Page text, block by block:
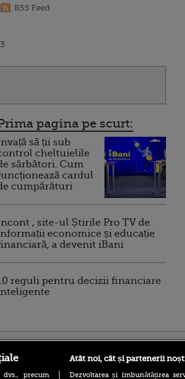
RSS Feed
pagina pe scurt:
să ții sub
cheltuielile
sărbători. Cum
cardul
cumpărături
, site-ul Știrile Pro TV de
economice și educație
a devenit iBani
reguli pentru decizii financiare
precum
Atât noi, cât și partenerii
Dezvoltarea și îmbunătățirea